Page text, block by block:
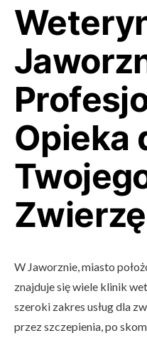
Opieka
W Jaworznie, miasto
znajduje się wiele klinik
szeroki zakres usług dla
przez szczepienia, po